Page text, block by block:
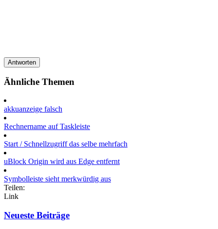
Antworten
Ähnliche Themen
akkuanzeige falsch
Rechnername auf Taskleiste
Start / Schnellzugriff das selbe mehrfach
uBlock Origin wird aus Edge entfernt
Symbolleiste sieht merkwürdig aus
Teilen:
Link
Neueste Beiträge